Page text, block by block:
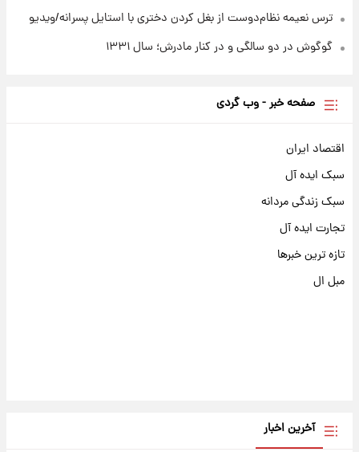
ترس نعیمه نظام‌دوست از بغل کردن دختری با استایل پسرانه/ویدیو
گوگوش در دو سالگی و در کنار مادرش؛ سال ۱۳۳۱
صفحه خبر - وب گردی
اقتصاد ایران
سبک ایده آل
سبک زندگی مردانه
تجارت ایده آل
تازه ترین خبرها
مبل ال
آخرین اخبار